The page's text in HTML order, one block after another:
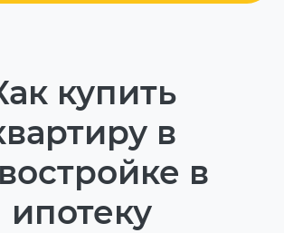
купить
в
в
ипотеку